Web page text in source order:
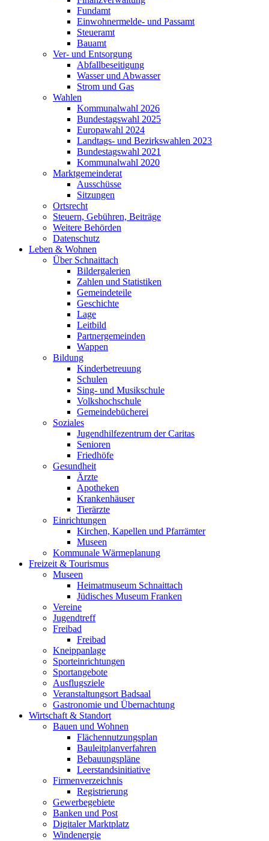
Fundamt
Einwohnermelde- und Passamt
Steueramt
Bauamt
Ver- und Entsorgung
Abfallbeseitigung
Wasser und Abwasser
Strom und Gas
Wahlen
Kommunalwahl 2026
Bundestagswahl 2025
Europawahl 2024
Landtags- und Bezirkswahlen 2023
Bundestagswahl 2021
Kommunalwahl 2020
Marktgemeinderat
Ausschüsse
Sitzungen
Ortsrecht
Steuern, Gebühren, Beiträge
Weitere Behörden
Datenschutz
Leben & Wohnen
Über Schnaittach
Bildergalerien
Zahlen und Statistiken
Gemeindeteile
Geschichte
Lage
Leitbild
Partnergemeinden
Wappen
Bildung
Kinderbetreuung
Schulen
Sing- und Musikschule
Volkshochschule
Gemeindebücherei
Soziales
Jugendhilfezentrum der Caritas
Senioren
Friedhöfe
Gesundheit
Ärzte
Apotheken
Krankenhäuser
Tierärzte
Einrichtungen
Kirchen, Kapellen und Pfarrämter
Museen
Kommunale Wärmeplanung
Freizeit & Tourismus
Museen
Heimatmuseum Schnaittach
Jüdisches Museum Franken
Vereine
Jugendtreff
Freibad
Freibad
Kneippanlage
Sporteinrichtungen
Sportangebote
Ausflugsziele
Veranstaltungsort Badsaal
Gastronomie und Übernachtung
Wirtschaft & Standort
Bauen und Wohnen
Flächennutzungsplan
Bauleitplanverfahren
Bebauungspläne
Leerstandsinitiative
Firmenverzeichnis
Registrierung
Gewerbegebiete
Banken und Post
Digitaler Marktplatz
Windenergie